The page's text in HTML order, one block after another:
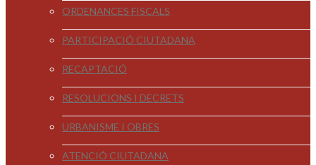
ORDENANCES FISCALS
PARTICIPACIÓ CIUTADANA
RECAPTACIÓ
RESOLUCIONS I DECRETS
URBANISME I OBRES
ATENCIÓ CIUTADANA